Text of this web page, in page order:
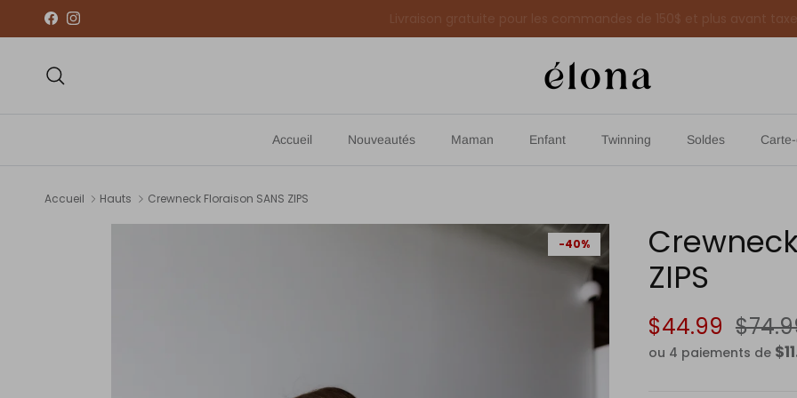
Aller au contenu
FacebookInstagram
Accueil Nouveautés Maman Enfant Twinning Soldes
Accueil Hauts Crewneck Floraison SANS ZIPS
-40%
ZIPS
$44.99
ou 4 paiements de